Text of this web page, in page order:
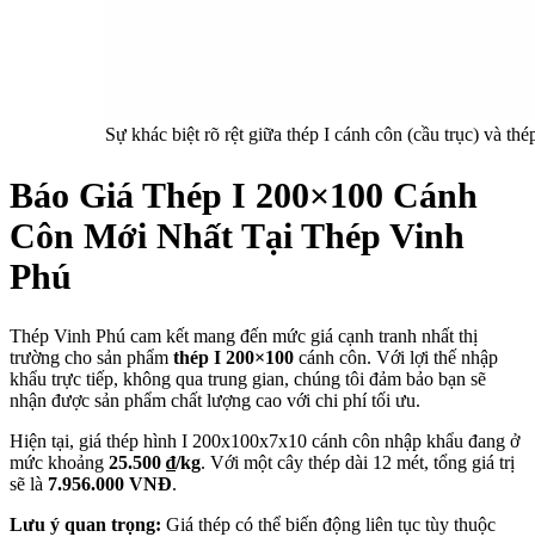
Sự khác biệt rõ rệt giữa thép I cánh côn (cầu trục) và
Báo Giá Thép I 200×100 Cánh
Côn Mới Nhất Tại Thép Vinh
Phú
Thép Vinh Phú cam kết mang đến mức giá cạnh tranh nhất thị
trường cho sản phẩm thép I 200×100 cánh côn. Với lợi thế nhập
khẩu trực tiếp, không qua trung gian, chúng tôi đảm bảo bạn sẽ
nhận được sản phẩm chất lượng cao với chi phí tối ưu.
Hiện tại, giá thép hình I 200x100x7x10 cánh côn nhập khẩu đang ở
mức khoảng 25.500 ₫/kg. Với một cây thép dài 12 mét, tổng giá trị
sẽ là 7.956.000 VNĐ.
Lưu ý quan trọng: Giá thép có thể biến động liên tục tùy thuộc